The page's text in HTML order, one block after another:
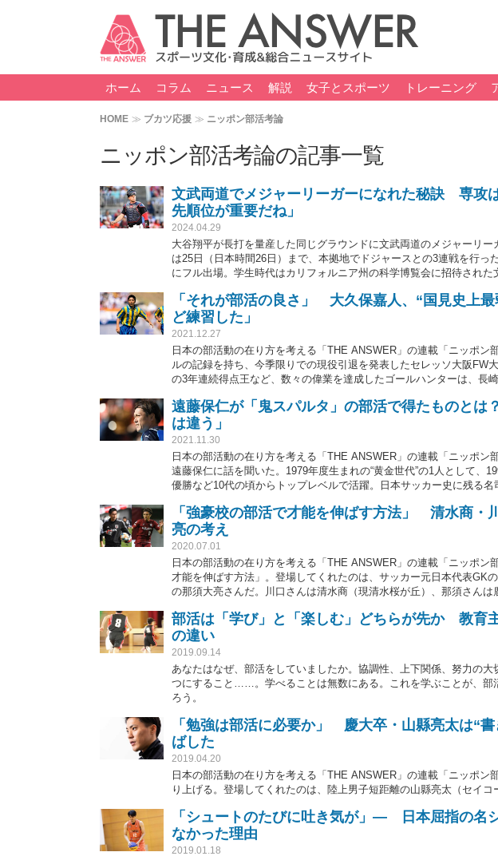
ホーム コラム ニュース 解説 女子とスポーツ トレーニング
HOME ブカツ応援 ニッポン部活考論
ニッポン部活考論の記事一覧
文武両道でメジャーリーガーになれた秘訣 専攻
先順位が重要だね」
2024.04.29
大谷翔平が長打を量産した同じグラウンドに文武両道のメジャーリ
は25日（日本時間26日）まで、本拠地でドジャースとの3連戦を行っ
にフル出場。学生時代はカリフォルニア州の科学博覧会に招待され
「それが部活の良さ」 大久保嘉人、“国見史上
ど練習した」
2021.12.27
日本の部活動の在り方を考える「THE ANSWER」の連載「ニッポン
ルの記録を持ち、今季限りでの現役引退を発表したセレッソ大阪FW
の3年連続得点王など、数々の偉業を達成したゴールハンターは、長
か。日々の厳しい練習によって鍛えられた精神力は、プロ入り後の飛
佐藤 俊）
遠藤保仁が「鬼スパルタ」の部活で得たものと
は違う」
2021.11.30
日本の部活動の在り方を考える「THE ANSWER」の連載「ニッポン
遠藤保仁に話を聞いた。1979年度生まれの“黄金世代”の1人として、
優勝など10代の頃からトップレベルで活躍。日本サッカー史に残る
材・文＝佐藤 俊）
「強豪校の部活で才能を伸ばす方法」 清水商・
亮の考え
2020.07.01
日本の部活動の在り方を考える「THE ANSWER」の連載「ニッポン
才能を伸ばす方法」。登場してくれたのは、サッカー元日本代表GK
の那須大亮さんだ。川口さんは清水商（現清水桜が丘）、那須さん
について聞いた。
部活は「学び」と「楽しむ」どちらが先か 教育
の違い
2019.09.14
あなたはなぜ、部活をしていましたか。協調性、上下関係、努力の
つにすること……。学べることは無数にある。これを学ぶことが、部
ろう。
「勉強は部活に必要か」 慶大卒・山縣亮太は“
ばした
2019.04.20
日本の部活動の在り方を考える「THE ANSWER」の連載「ニッポン
り上げる。登場してくれたのは、陸上男子短距離の山縣亮太（セイコ
「シュートのたびに吐き気が」― 日本屈指の名
なかった理由
2019.01.18